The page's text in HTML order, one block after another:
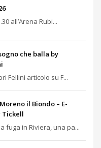
all’Arena Rubi...
che balla by
Fellini articolo su F...
il Biondo – E-
Tickell
fuga in Riviera, una pa...